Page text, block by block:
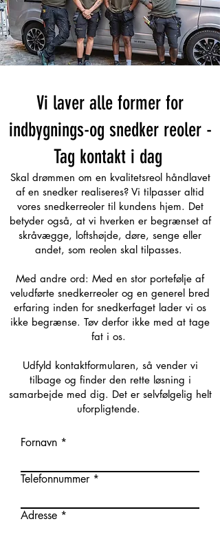
Vi laver alle former for
indbygnings-og snedker reoler -
Tag kontakt i dag
Skal drømmen om en kvalitetsreol håndlavet
af en snedker realiseres? Vi tilpasser altid
vores snedkerreoler til kundens hjem. Det
betyder også, at vi hverken er begrænset af
skråvægge, loftshøjde, døre, senge eller
andet, som reolen skal tilpasses.
Med andre ord: Med en stor portefølje af
veludførte snedkerreoler og en generel bred
erfaring inden for snedkerfaget lader vi os
ikke begrænse. Tøv derfor ikke med at tage
fat i os.
Udfyld kontaktformularen, så vender vi
tilbage og finder den rette løsning i
samarbejde med dig. Det er selvfølgelig helt
uforpligtende.
Fornavn
Telefonnummer
Adresse